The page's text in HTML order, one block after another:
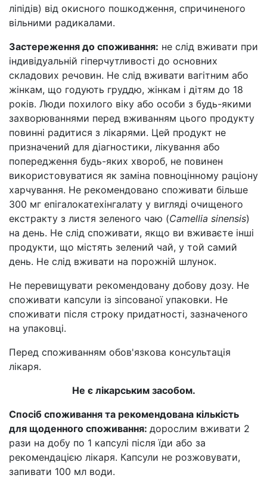
ліпідів) від окисного пошкодження, спричиненого
вільними радикалами.
Застереження до споживання: не слід вживати при
індивідуальній гіперчутливості до основних
складових речовин. Не слід вживати вагітним або
жінкам, що годують груддю, жінкам і дітям до 18
років. Люди похилого віку або особи з будь-якими
захворюваннями перед вживанням цього продукту
повинні радитися з лікарями. Цей продукт не
призначений для діагностики, лікування або
попередження будь-яких хвороб, не повинен
використовуватися як заміна повноцінному раціону
харчування. Не рекомендовано споживати більше
300 мг епігалокатехінгалату у вигляді очищеного
екстракту з листя зеленого чаю (Camellia sinensis)
на день. Не слід споживати, якщо ви вживаєте інші
продукти, що містять зелений чай, у той самий
день. Не слід вживати на порожній шлунок.
Не перевищувати рекомендовану добову дозу. Не
споживати капсули із зіпсованої упаковки. Не
споживати після строку придатності, зазначеного
на упаковці.
Перед споживанням обов'язкова консультація
лікаря.
Не є лікарським засобом.
Спосіб споживання та рекомендована кількість
для щоденного споживання: дорослим вживати 2
рази на добу по 1 капсулі після їди або за
рекомендацією лікаря. Капсули не розжовувати,
запивати 100 мл води.